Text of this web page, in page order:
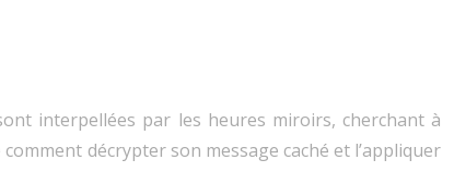
interpellées par les heures miroirs, cherchant à
décrypter son message caché et l’appliquer